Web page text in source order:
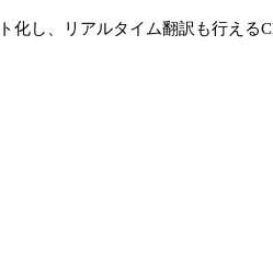
化し、リアルタイム翻訳も行える